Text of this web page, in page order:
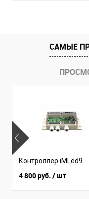
САМЫЕ
Контроллер iMLed9
4 800 руб. / шт